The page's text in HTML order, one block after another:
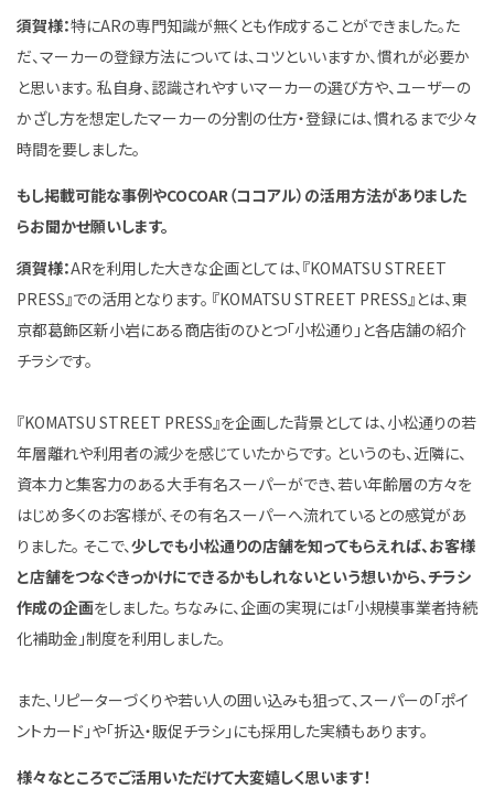
須賀様：特にARの専門知識が無くとも作成することができました。た
だ、マーカーの登録方法については、コツといいますか、慣れが必要か
と思います。 私自身、認識されやすいマーカーの選び方や、ユーザーの
かざし方を想定したマーカーの分割の仕方・登録には、慣れるまで少々
時間を要しました。
もし掲載可能な事例やCOCOAR（ココアル）の活用方法がありました
らお聞かせ願いします。
須賀様：ARを利用した大きな企画としては、『KOMATSU STREET
PRESS』での活用となります。 『KOMATSU STREET PRESS』とは、東
京都葛飾区新小岩にある商店街のひとつ「小松通り」と各店舗の紹介
チラシです。
『KOMATSU STREET PRESS』を企画した背景としては、小松通りの若
年層離れや利用者の減少を感じていたからです。 というのも、近隣に、
資本力と集客力のある大手有名スーパーができ、若い年齢層の方々を
はじめ多くのお客様が、その有名スーパーへ流れているとの感覚があ
りました。 そこで、少しでも小松通りの店舗を知ってもらえれば、お客様
と店舗をつなぐきっかけにできるかもしれないという想いから、チラシ
作成の企画をしました。 ちなみに、企画の実現には「小規模事業者持続
化補助金」制度を利用しました。
また、リピーターづくりや若い人の囲い込みも狙って、スーパーの「ポイ
ントカード」や「折込・販促チラシ」にも採用した実績もあります。
様々なところでご活用いただけて大変嬉しく思います！